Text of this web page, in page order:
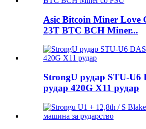
Asic Bitcoin Miner Love
23T BTC BCH Miner...
StrongU рудар STU-U6
рудар 420G X11 рудар